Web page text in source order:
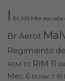
I Ec Mil Mte
Br Aerot
Regimiento
RIM 10 RIM 11
Mec 6 RI Mec 7 RI